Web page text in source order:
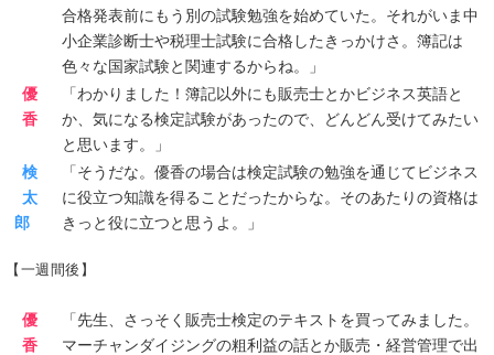
合格発表前にもう別の試験勉強を始めていた。それがいま中
小企業診断士や税理士試験に合格したきっかけさ。簿記は
色々な国家試験と関連するからね。」
優
香
「わかりました！簿記以外にも販売士とかビジネス英語と
か、気になる検定試験があったので、どんどん受けてみたい
と思います。」
検
太
郎
「そうだな。優香の場合は検定試験の勉強を通じてビジネス
に役立つ知識を得ることだったからな。そのあたりの資格は
きっと役に立つと思うよ。」
【一週間後】
優
香
「先生、さっそく販売士検定のテキストを買ってみました。
マーチャンダイジングの粗利益の話とか販売・経営管理で出